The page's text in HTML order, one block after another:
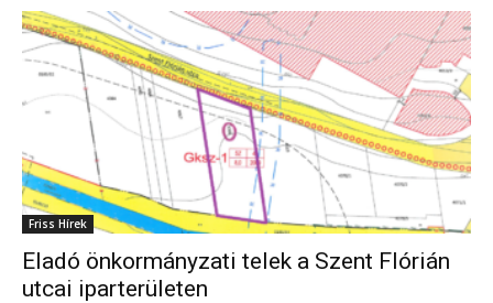
Friss Hírek
Eladó önkormányzati telek a Szent Flórián
utcai iparterületen